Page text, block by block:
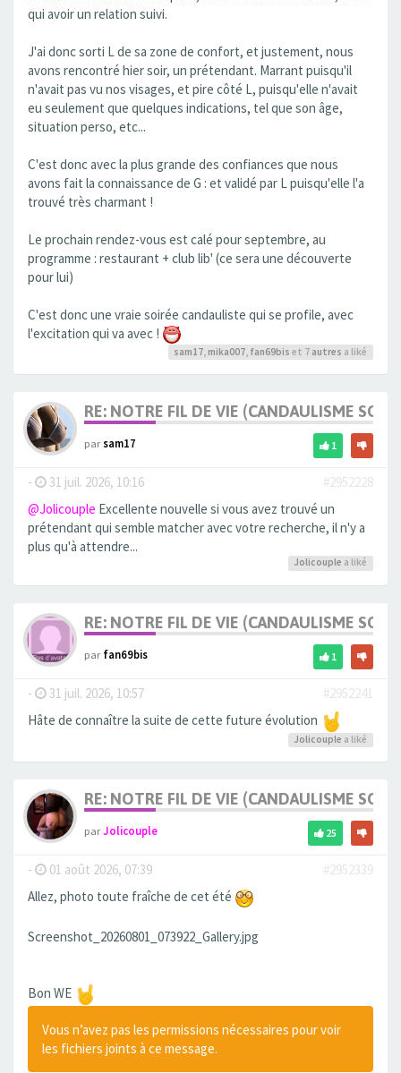
qui avoir un relation suivi.
J'ai donc sorti L de sa zone de confort, et justement, nous
avons rencontré hier soir, un prétendant. Marrant puisqu'il
n'avait pas vu nos visages, et pire côté L, puisqu'elle n'avait
eu seulement que quelques indications, tel que son âge,
situation perso, etc...
C'est donc avec la plus grande des confiances que nous
avons fait la connaissance de G : et validé par L puisqu'elle l'a
trouvé très charmant !
Le prochain rendez-vous est calé pour septembre, au
programme : restaurant + club lib' (ce sera une découverte
pour lui)
C'est donc une vraie soirée candauliste qui se profile, avec
l'excitation qui va avec !
sam17 mika007 fan69bis et 7 autres a liké
RE: NOTRE FIL DE VIE (CANDAULISME
parsam17 1
- 31 juil. 2026, 10:16
#2952228
@Jolicouple Excellente nouvelle si vous avez trouvé un
prétendant qui semble matcher avec votre recherche, il n'y a
plus qu'à attendre...
Jolicouple a liké
RE: NOTRE FIL DE VIE (CANDAULISME
parfan69bis 1
- 31 juil. 2026, 10:57
#2952241
Hâte de connaître la suite de cette future évolution
Jolicouple a liké
RE: NOTRE FIL DE VIE (CANDAULISME
parJolicouple 25
- 01 août 2026, 07:39
#2952339
Allez, photo toute fraîche de cet été
Screenshot_20260801_073922_Gallery.jpg
Bon WE
Vous n’avez pas les permissions nécessaires pour voir
les fichiers joints à ce message.